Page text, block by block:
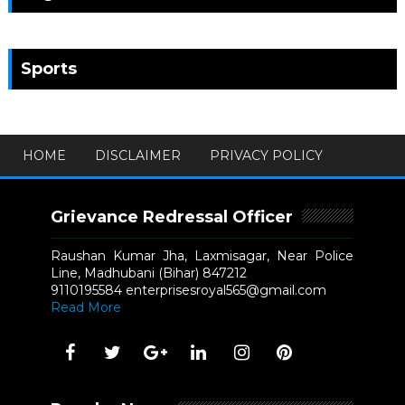
Sports
HOME DISCLAIMER PRIVACY POLICY
Grievance Redressal Officer
Raushan Kumar Jha, Laxmisagar, Near Police
Line, Madhubani (Bihar) 847212
9110195584 enterprisesroyal565@gmail.com
Read More